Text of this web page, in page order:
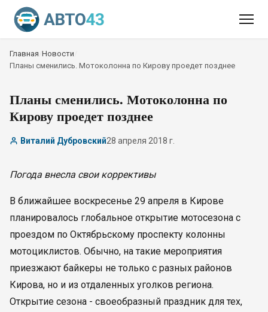
Главная Новости
Планы сменились. Мотоколонна по Кирову проедет позднее
Планы сменились. Мотоколонна по
Кирову проедет позднее
Виталий Дубровский28 апреля 2018 г.
Погода внесла свои коррективы
В ближайшее воскресенье 29 апреля в Кирове
планировалось глобальное открытие мотосезона с
проездом по Октябрьскому проспекту колонны
мотоциклистов. Обычно, на такие мероприятия
приезжают байкеры не только с разных районов
Кирова, но и из отдаленных уголков региона.
Открытие сезона - своеобразный праздник для тех,